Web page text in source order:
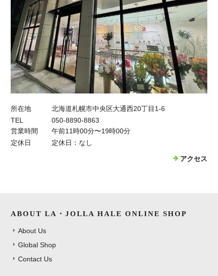
所在地
北海道札幌市中央区大通西20丁目1-6
TEL
050-8890-8863
営業時間
午前11時00分〜19時00分
定休日
定休日：なし
アクセス
ABOUT LA・JOLLA HALE ONLINE SHOP
About Us
Global Shop
Contact Us